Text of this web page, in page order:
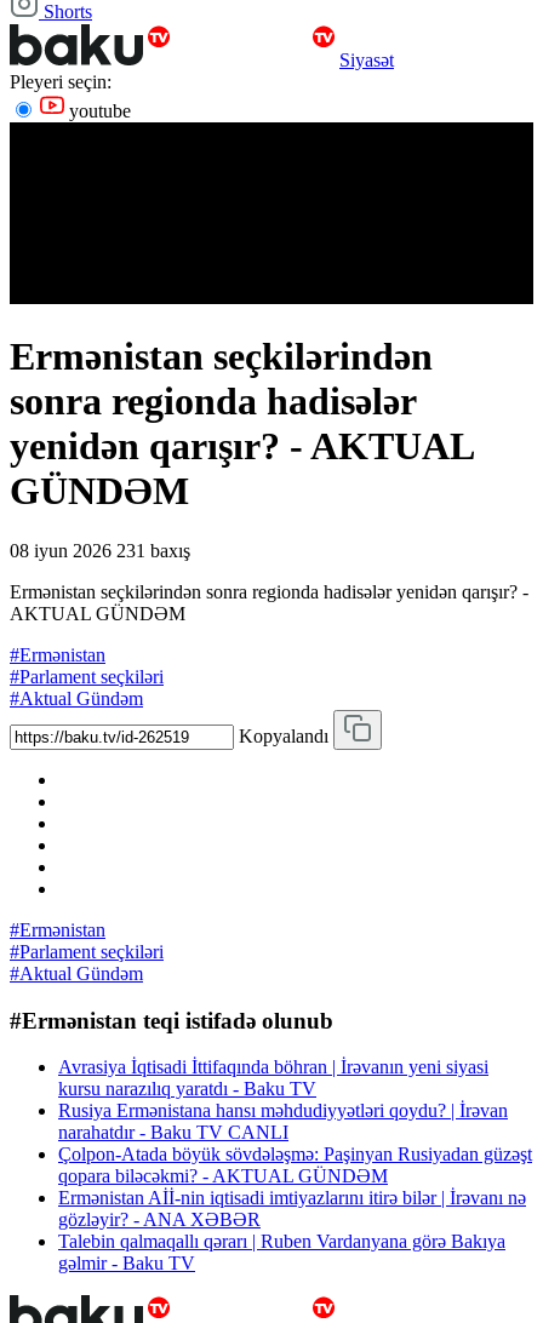
Shorts
Siyasət
Pleyeri seçin:
youtube
Ermənistan seçkilərindən
sonra regionda hadisələr
yenidən qarışır? - AKTUAL
GÜNDƏM
08 iyun 2026 231 baxış
Ermənistan seçkilərindən sonra regionda hadisələr yenidən qarışır? -
AKTUAL GÜNDƏM
#Ermənistan
#Parlament seçkiləri
#Aktual Gündəm
Kopyalandı
#Ermənistan
#Parlament seçkiləri
#Aktual Gündəm
#Ermənistan teqi istifadə olunub
Avrasiya İqtisadi İttifaqında böhran | İrəvanın yeni siyasi
kursu narazılıq yaratdı - Baku TV
Rusiya Ermənistana hansı məhdudiyyətləri qoydu? | İrəvan
narahatdır - Baku TV CANLI
Çolpon-Atada böyük sövdələşmə: Paşinyan Rusiyadan güzəşt
qopara biləcəkmi? - AKTUAL GÜNDƏM
Ermənistan Aİİ-nin iqtisadi imtiyazlarını itirə bilər | İrəvanı nə
gözləyir? - ANA XƏBƏR
Talebin qalmaqallı qərarı | Ruben Vardanyana görə Bakıya
gəlmir - Baku TV